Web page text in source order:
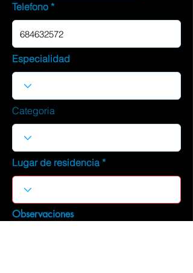
Telefono
Especialidad
Categoria
Lugar de residencia
Observaciones